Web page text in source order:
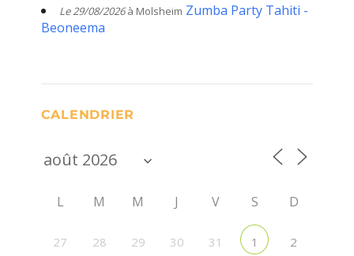
Le 29/08/2026à Molsheim Zumba Party Tahiti -
Beoneema
CALENDRIER
L M M J V S D
27 28 29 30 31 1 2